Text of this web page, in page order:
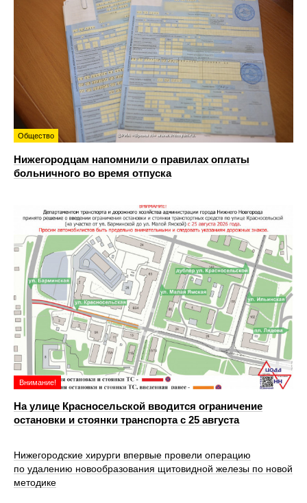
Общество
Нижегородцам напомнили о правилах оплаты
больничного во время отпуска
Внимание!
На улице Красносельской вводится ограничение
остановки и стоянки транспорта с 25 августа
Нижегородские хирурги впервые провели операцию
по удалению новообразования щитовидной железы по новой
методике